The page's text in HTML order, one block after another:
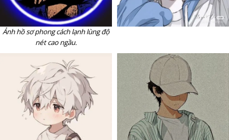
Ảnh hồ sơ phong cách lạnh lùng độ
nét cao ngầu.